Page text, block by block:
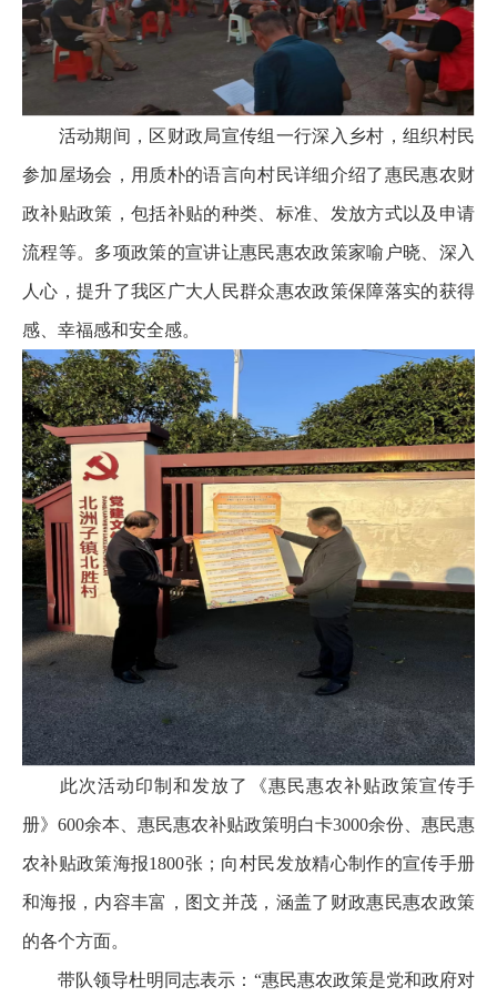
活动期间，区财政局宣传组一行深入乡村，组织村民
参加屋场会，用质朴的语言向村民详细介绍了惠民惠农财
政补贴政策，包括补贴的种类、标准、发放方式以及申请
流程等。多项政策的宣讲让惠民惠农政策家喻户晓、深入
人心，提升了我区广大人民群众惠农政策保障落实的获得
感、幸福感和安全感。
此次活动印制和发放了《惠民惠农补贴政策宣传手
册》600余本、惠民惠农补贴政策明白卡3000余份、惠民惠
农补贴政策海报1800张；向村民发放精心制作的宣传手册
和海报，内容丰富，图文并茂，涵盖了财政惠民惠农政策
的各个方面。
带队领导杜明同志表示：“惠民惠农政策是党和政府对